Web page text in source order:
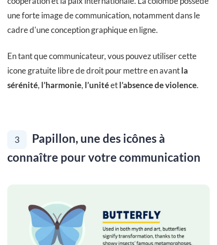
une forte image de communication, notamment dans le
cadre d'une conception graphique en ligne.
En tant que communicateur, vous pouvez utiliser cette
icone gratuite libre de droit pour mettre en avantla
sérénité, l’harmonie, l’unitéetl’absence de violence.
3
Papillon, une des icônes à
connaître pour votre communication